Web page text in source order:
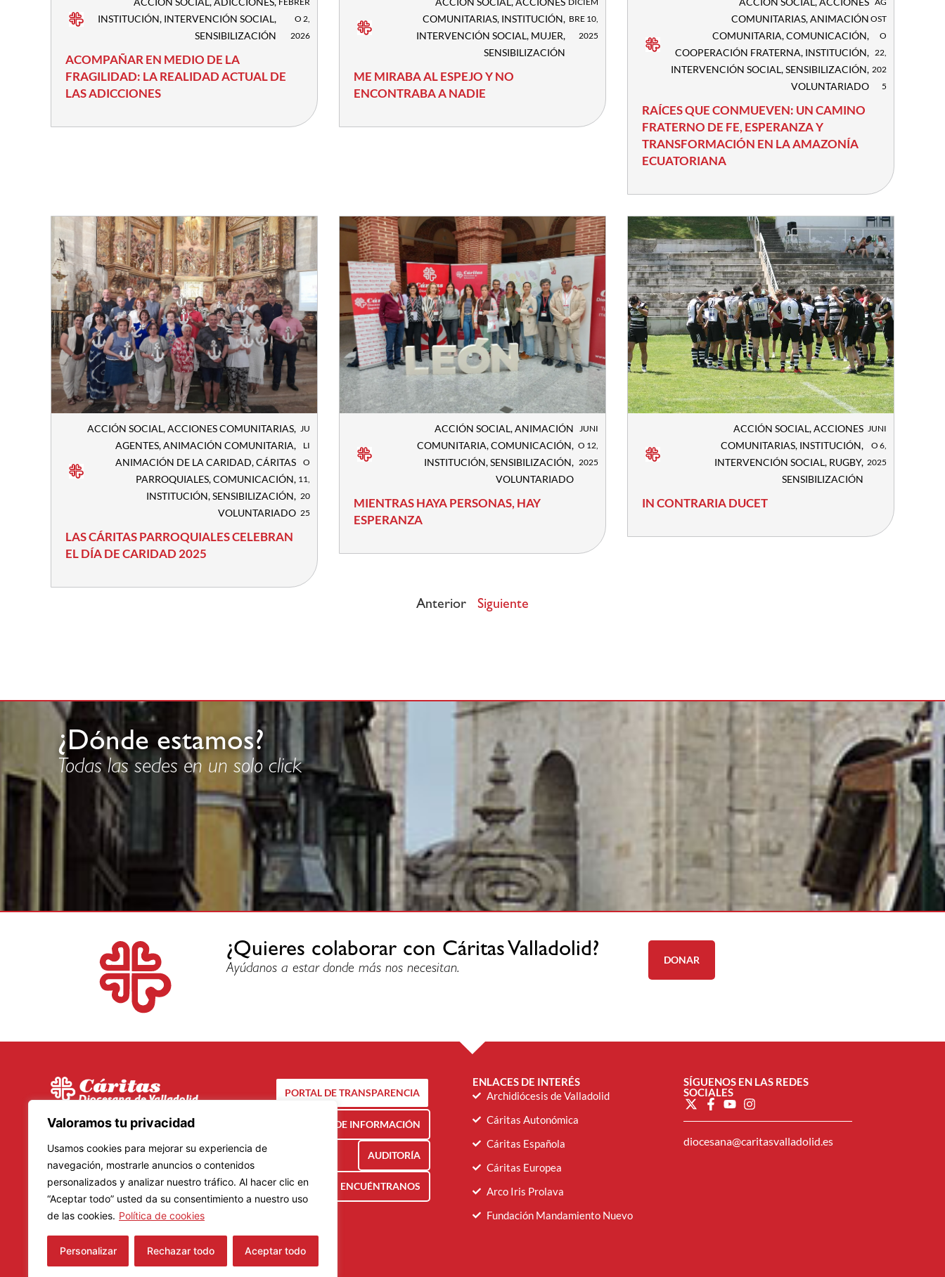
Valoramos tu privacidad
Usamos cookies para mejorar su experiencia de
navegación, mostrarle anuncios o contenidos
personalizados y analizar nuestro tráfico. Al hacer clic en
“Aceptar todo” usted da su consentimiento a nuestro uso
de las cookies. Política de cookies
Personalizar Rechazar todo Aceptar todo
INSTITUCIÓN, INTERVENCIÓN SOCIAL,
SENSIBILIZACIÓN
O 2,
2026
ACOMPAÑAR EN MEDIO DE LA
FRAGILIDAD: LA REALIDAD ACTUAL DE
LAS ADICCIONES
COMUNITARIAS, INSTITUCIÓN,
INTERVENCIÓN SOCIAL, MUJER,
SENSIBILIZACIÓN
BRE 10,
2025
ME MIRABA AL ESPEJO Y NO
ENCONTRABA A NADIE
COMUNITARIAS,ANIMACIÓN
COMUNITARIA,COMUNICACIÓN,
COOPERACIÓN FRATERNA, INSTITUCIÓN,
INTERVENCIÓN SOCIAL,SENSIBILIZACIÓN,
VOLUNTARIADO
OST
O
22,
202
5
RAÍCES QUE CONMUEVEN: UN CAMINO
FRATERNO DE FE, ESPERANZA Y
TRANSFORMACIÓN EN LA AMAZONÍA
ECUATORIANA
ACCIÓN SOCIAL,ACCIONES COMUNITARIAS,
AGENTES,ANIMACIÓN COMUNITARIA,
ANIMACIÓN DE LA CARIDAD,CÁRITAS
PARROQUIALES,COMUNICACIÓN,
INSTITUCIÓN,SENSIBILIZACIÓN,
VOLUNTARIADO
JU
LI
O
11,
20
25
LAS CÁRITAS PARROQUIALES CELEBRAN
EL DÍA DE CARIDAD 2025
ACCIÓN SOCIAL,ANIMACIÓN
COMUNITARIA,COMUNICACIÓN,
INSTITUCIÓN,SENSIBILIZACIÓN,
VOLUNTARIADO
JUNI
O 12,
2025
MIENTRAS HAYA PERSONAS, HAY
ESPERANZA
ACCIÓN SOCIAL,ACCIONES
COMUNITARIAS, INSTITUCIÓN,
INTERVENCIÓN SOCIAL, RUGBY,
SENSIBILIZACIÓN
JUNI
O 6,
2025
IN CONTRARIA DUCET
Anterior Siguiente
¿Dónde estamos?
Todas las sedes en un solo click
¿Quieres colaborar con Cáritas Valladolid?
Ayúdanos a estar donde más nos necesitan.
DONAR
47002 – Valladolid
Teléfono: 983 20 23 01
Lunes a Viernes
Mañanas: De 9.00 a 14.00 horas
Tardes: De 16.00 a 19.00 horas
PORTAL DE TRANSPARENCIA
CANAL DE INFORMACIÓN
AUDITORÍA
ENCUÉNTRANOS
ENLACES DE INTERÉS
Archidiócesis de Valladolid
Cáritas Autonómica
Cáritas Española
Cáritas Europea
Arco Iris Prolava
Fundación Mandamiento Nuevo
SÍGUENOS EN LAS REDES
SOCIALES
diocesana@caritasvalladolid.es